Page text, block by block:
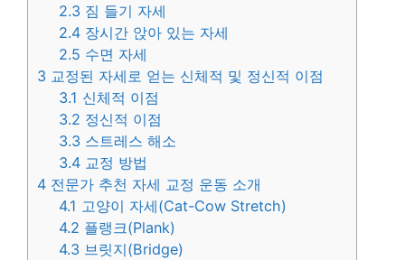
2.3 짐 들기 자세
2.4 장시간 앉아 있는 자세
2.5 수면 자세
3 교정된 자세로 얻는 신체적 및 정신적 이점
3.1 신체적 이점
3.2 정신적 이점
3.3 스트레스 해소
3.4 교정 방법
4 전문가 추천 자세 교정 운동 소개
4.1 고양이 자세(Cat-Cow Stretch)
4.2 플랭크(Plank)
4.3 브릿지(Bridge)